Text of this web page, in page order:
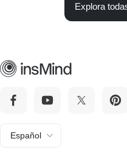
Explora
Español